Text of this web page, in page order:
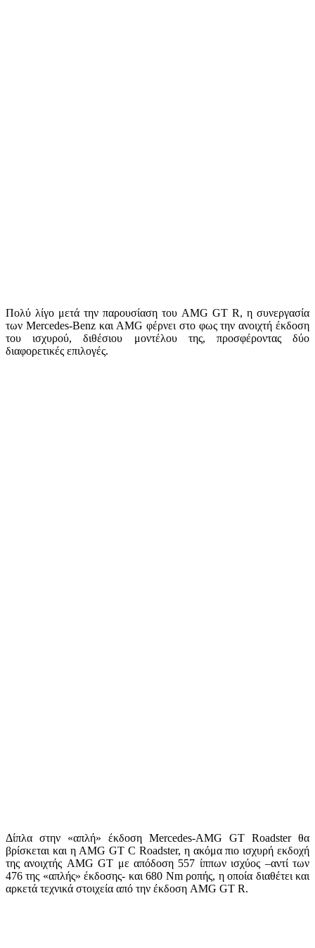
Πολύ λίγο μετά την παρουσίαση του AMG GT R, η συνεργασία
των Mercedes-Benz και AMG φέρνει στο φως την ανοιχτή έκδοση
του ισχυρού, διθέσιου μοντέλου της, προσφέροντας δύο
διαφορετικές επιλογές.
Δίπλα στην «απλή» έκδοση Mercedes-AMG GT Roadster θα
βρίσκεται και η AMG GT C Roadster, η ακόμα πιο ισχυρή εκδοχή
της ανοιχτής AMG GT με απόδοση 557 ίππων ισχύος –αντί των
476 της «απλής» έκδοσης- και 680 Nm ροπής, η οποία διαθέτει και
αρκετά τεχνικά στοιχεία από την έκδοση AMG GT R.